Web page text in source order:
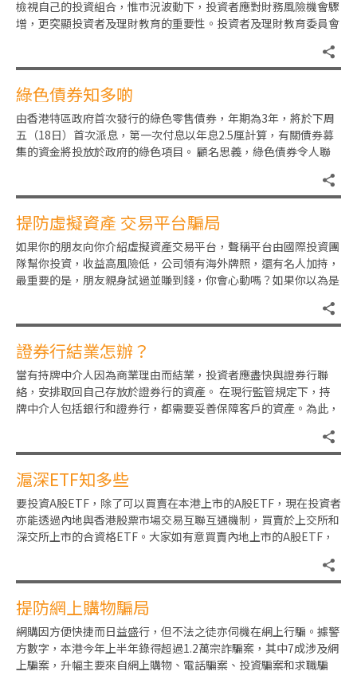
檢視自己的投資組合，惟市況波動下，投資者應對財務風險機會驟
增，更突顯投資者及理財教育的重要性。投資者及理財教育委員會
綠色債券知多啲
由香港特區政府首次發行的綠色零售債券，年期為3年，將於下周
五（18日）首次派息，第一次付息以年息2.5厘計算，有關債券募
集的資金將投放於政府的綠色項目。 顧名思義，綠色債券令人聯
提防虛擬資產 交易平台騙局
如果你的朋友向你介紹虛擬資產交易平台，聲稱平台由國際投資團
隊幫你投資，收益高風險低，公司領有海外牌照，還有名人加持，
最重要的是，朋友親身試過並賺到錢，你會心動嗎？如果你以為是
證券行結業怎辦？
當有持牌中介人因為商業理由而結業，投資者應盡快與證券行聯
絡，安排取回自己存放於證券行的資產。 在現行監管規定下，持
牌中介人包括銀行和證券行，都需要妥善保障客戶的資產。為此，
滬深ETF知多些
要投資A股ETF，除了可以買賣在本港上市的A股ETF，現在投資者
亦能透過內地與香港股票市場交易互聯互通機制，買賣於上交所和
深交所上市的合資格ETF。大家如有意買賣內地上市的A股ETF，
提防網上購物騙局
網購因方便快捷而日益盛行，但不法之徒亦伺機在網上行騙。據警
方數字，本港今年上半年錄得超過1.2萬宗詐騙案，其中7成涉及網
上騙案，升幅主要來自網上購物、電話騙案、投資騙案和求職騙